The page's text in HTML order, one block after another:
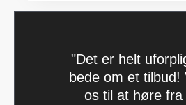
"Det er helt
bede om et
os til at høre fra